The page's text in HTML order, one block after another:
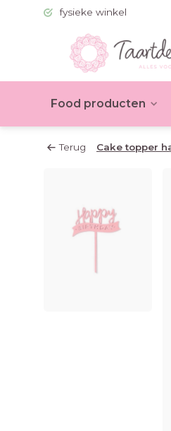
fysieke winkel
Food producten
Terug Cake topper